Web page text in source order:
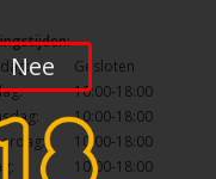
Gesloten
10:00-18:00
10:00-18:00
10:00-18:00
10:00-18:00
Nee